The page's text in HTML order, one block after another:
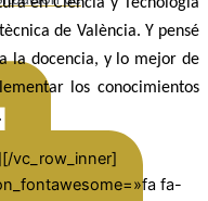
de València. Y pensé
la docencia, y lo mejor de
los conocimientos
vc_row_inner]
fa-